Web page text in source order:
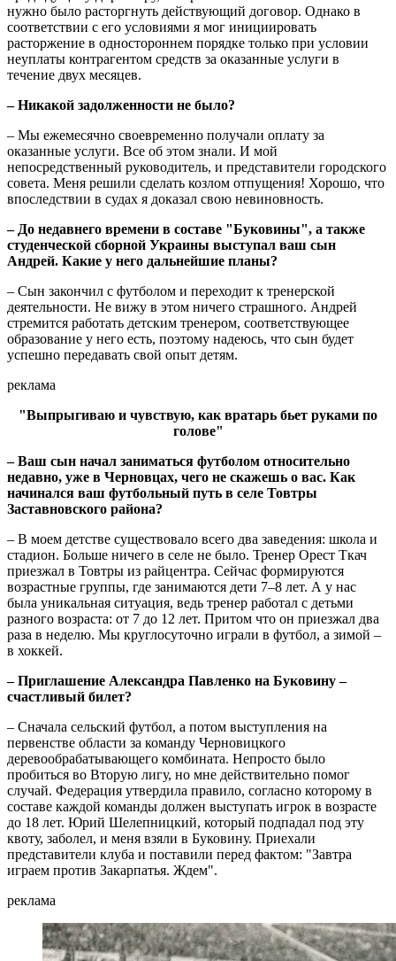
нужно было расторгнуть действующий договор. Однако в
соответствии с его условиями я мог инициировать
расторжение в одностороннем порядке только при условии
неуплаты контрагентом средств за оказанные услуги в
течение двух месяцев.
– Никакой задолженности не было?
– Мы ежемесячно своевременно получали оплату за
оказанные услуги. Все об этом знали. И мой
непосредственный руководитель, и представители городского
совета. Меня решили сделать козлом отпущения! Хорошо, что
впоследствии в судах я доказал свою невиновность.
– До недавнего времени в составе "Буковины", а также
студенческой сборной Украины выступал ваш сын
Андрей. Какие у него дальнейшие планы?
– Сын закончил с футболом и переходит к тренерской
деятельности. Не вижу в этом ничего страшного. Андрей
стремится работать детским тренером, соответствующее
образование у него есть, поэтому надеюсь, что сын будет
успешно передавать свой опыт детям.
реклама
"Выпрыгиваю и чувствую, как вратарь бьет руками по
голове"
– Ваш сын начал заниматься футболом относительно
недавно, уже в Черновцах, чего не скажешь о вас. Как
начинался ваш футбольный путь в селе Товтры
Заставновского района?
– В моем детстве существовало всего два заведения: школа и
стадион. Больше ничего в селе не было. Тренер Орест Ткач
приезжал в Товтры из райцентра. Сейчас формируются
возрастные группы, где занимаются дети 7–8 лет. А у нас
была уникальная ситуация, ведь тренер работал с детьми
разного возраста: от 7 до 12 лет. Притом что он приезжал два
раза в неделю. Мы круглосуточно играли в футбол, а зимой –
в хоккей.
– Приглашение Александра Павленко на Буковину –
счастливый билет?
– Сначала сельский футбол, а потом выступления на
первенстве области за команду Черновицкого
деревообрабатывающего комбината. Непросто было
пробиться во Вторую лигу, но мне действительно помог
случай. Федерация утвердила правило, согласно которому в
составе каждой команды должен выступать игрок в возрасте
до 18 лет. Юрий Шелепницкий, который подпадал под эту
квоту, заболел, и меня взяли в Буковину. Приехали
представители клуба и поставили перед фактом: "Завтра
играем против Закарпатья. Ждем".
реклама